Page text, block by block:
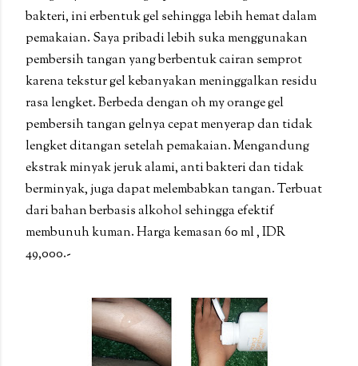
bakteri, ini erbentuk gel sehingga lebih hemat dalam
pemakaian. Saya pribadi lebih suka menggunakan
pembersih tangan yang berbentuk cairan semprot
karena tekstur gel kebanyakan meninggalkan residu
rasa lengket. Berbeda dengan oh my orange gel
pembersih tangan gelnya cepat menyerap dan tidak
lengket ditangan setelah pemakaian. Mengandung
ekstrak minyak jeruk alami, anti bakteri dan tidak
berminyak, juga dapat melembabkan tangan. Terbuat
dari bahan berbasis alkohol sehingga efektif
membunuh kuman. Harga kemasan 60 ml , IDR
49,000.-